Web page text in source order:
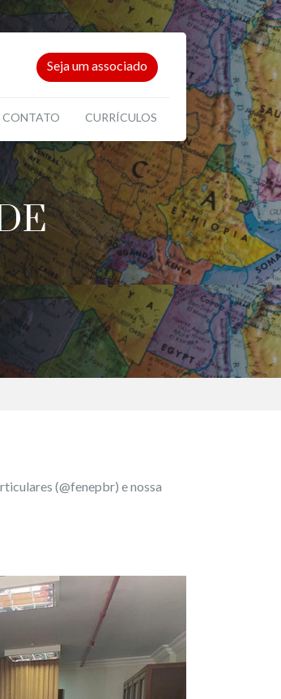
Seja um associado
CONTATO CURRÍCULOS
(@fenepbr) e nossa